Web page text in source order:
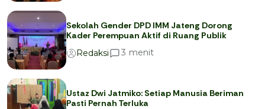
Sekolah Gender DPD IMM Jateng Dorong
Kader Perempuan Aktif di Ruang Publik
Redaksi
3 menit
Ustaz Dwi Jatmiko: Setiap Manusia Beriman
Pasti Pernah Terluka